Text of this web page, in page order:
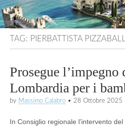
TAG: PIERBATTISTA
Prosegue l’impegno
Lombardia per i
by Massimo Calabro • 28 Ottobre 2025
In Consiglio regionale l’intervento